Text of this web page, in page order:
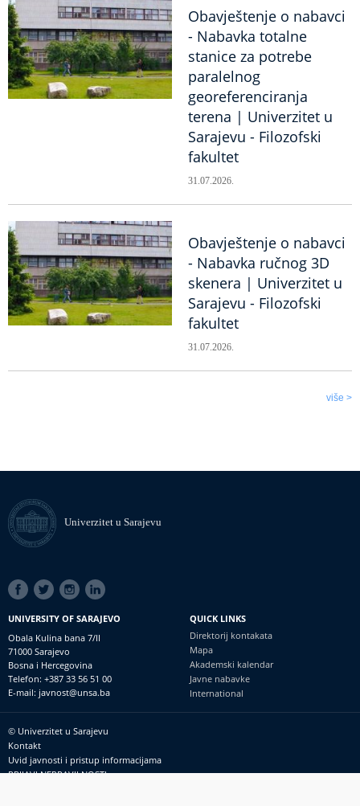
Obavještenje o nabavci
- Nabavka totalne
stanice za potrebe
paralelnog
georeferenciranja
terena | Univerzitet u
Sarajevu - Filozofski
fakultet
31.07.2026.
Obavještenje o nabavci
- Nabavka ručnog 3D
skenera | Univerzitet u
Sarajevu - Filozofski
fakultet
31.07.2026.
više >
Univerzitet u Sarajevu
SOCIAL
LINKS
UNIVERSITY OF SARAJEVO
Obala Kulina bana 7/II
71000 Sarajevo
Bosna i Hercegovina
Telefon: +387 33 56 51 00
E-mail: javnost@unsa.ba
QUICK LINKS
Direktorij kontakata
Mapa
Akademski kalendar
Javne nabavke
International
Footer
meni
© Univerzitet u Sarajevu
Kontakt
Uvid javnosti i pristup informacijama
PRIJAVI NEPRAVILNOSTI